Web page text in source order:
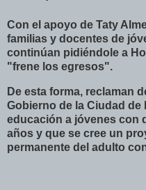
Con el apoyo de Taty
familias y docentes de
continúan pidiéndole a
"frene los egresos".
De esta forma, reclaman
Gobierno de la Ciudad
educación a jóvenes con
años y que se cree un
permanente del adulto